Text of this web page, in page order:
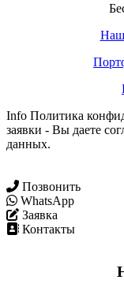
Info Политика
заявки - Вы даете
данных.
Позвонить
WhatsApp
Заявка
Контакты